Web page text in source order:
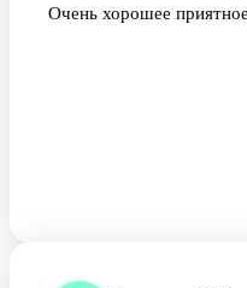
Очень хорошее